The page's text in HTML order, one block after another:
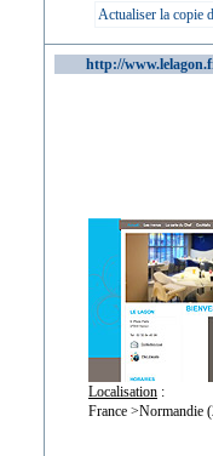
Actualiser la copie
http://
Localisation :
France >Normandie